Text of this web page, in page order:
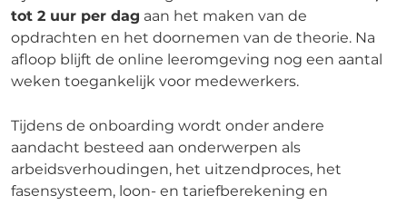
tot 2 uur per dag aan het maken van de
opdrachten en het doornemen van de theorie. Na
afloop blijft de online leeromgeving nog een aantal
weken toegankelijk voor medewerkers.
Tijdens de onboarding wordt onder andere
aandacht besteed aan onderwerpen als
arbeidsverhoudingen, het uitzendproces, het
fasensysteem, loon- en tariefberekening en